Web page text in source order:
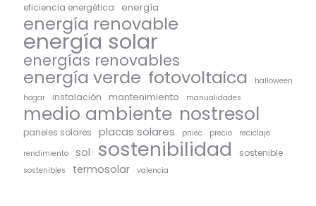
eficiencia energética energía
energía renovable
energía solar
energías renovables
energía verde fotovoltaica
halloween
hogar
instalación mantenimiento manualidades
medio ambiente nostresol
paneles solares placas solares pniec precio
reciclaje
rendimiento
sol sostenibilidad sostenible
sostenibles termosolar valencia